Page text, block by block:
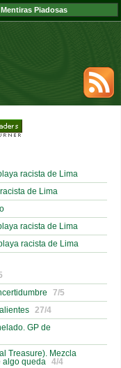
racista de Lima
de Lima
racista de Lima
racista de Lima
7/5
27/4
GP de
Treasure). Mezcla
algo queda
4/4